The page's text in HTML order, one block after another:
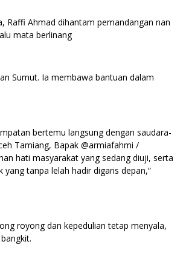
Raffi Ahmad dihantam pemandangan nan
mata berlinang
Sumut. Ia membawa bantuan dalam
bertemu langsung dengan saudara-
Tamiang, Bapak @armiafahmi /
hati masyarakat yang sedang diuji, serta
tanpa lelah hadir digaris depan,“
royong dan kepedulian tetap menyala,